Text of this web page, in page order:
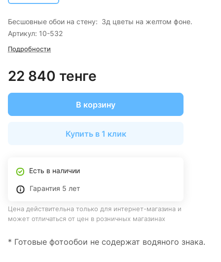
Бесшовные обои на стену: 3д цветы на желтом фоне.
Артикул: 10-532
Подробности
22 840 тенге
В корзину
Купить в 1 клик
Есть в наличии
Гарантия 5 лет
Цена действительна только для интернет-магазина и
может отличаться от цен в розничных магазинах
* Готовые фотообои не содержат водяного знака.